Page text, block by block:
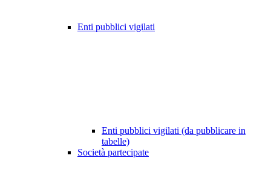
Enti pubblici vigilati
Enti pubblici vigilati (da pubblicare in
tabelle)
Società partecipate